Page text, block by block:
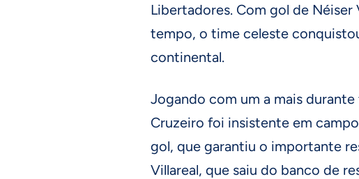
Libertadores. Com gol de Néiser
tempo, o time celeste
continental.
Jogando com um a mais
Cruzeiro foi insistente em
gol, que garantiu o importante
Villareal, que saiu do banco de